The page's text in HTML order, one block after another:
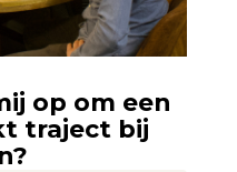
op om een
traject bij